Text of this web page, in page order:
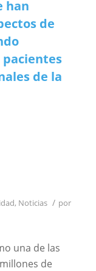
han
de
de la
, Noticias / por
una de las
de